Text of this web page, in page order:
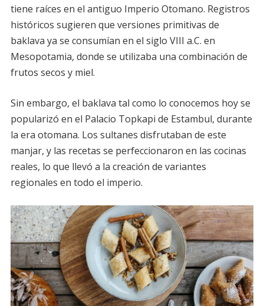
tiene raíces en el antiguo Imperio Otomano. Registros
históricos sugieren que versiones primitivas de
baklava ya se consumían en el siglo VIII a.C. en
Mesopotamia, donde se utilizaba una combinación de
frutos secos y miel.
Sin embargo, el baklava tal como lo conocemos hoy se
popularizó en el Palacio Topkapi de Estambul, durante
la era otomana. Los sultanes disfrutaban de este
manjar, y las recetas se perfeccionaron en las cocinas
reales, lo que llevó a la creación de variantes
regionales en todo el imperio.